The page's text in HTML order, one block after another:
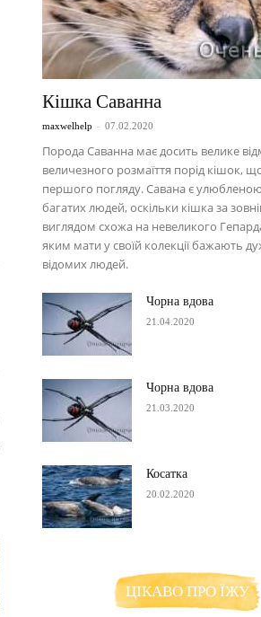
Кішка Саванна
maxwelhelp - 07.02.2020
Порода Саванна має досить велике
величезного розмаїття порід кішок,
першого погляду. Савана є
багатих людей, оскільки кішка за
виглядом схожа на невеликого
яким мати у своїй колекції бажають
відомих людей.
Чорна вдова
21.04.2020
Чорна вдова
21.03.2020
Косатка
20.02.2020
ЦІКАВО ПРО ЇЖУ